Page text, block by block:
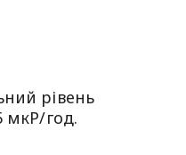
рівень
мкР/год.